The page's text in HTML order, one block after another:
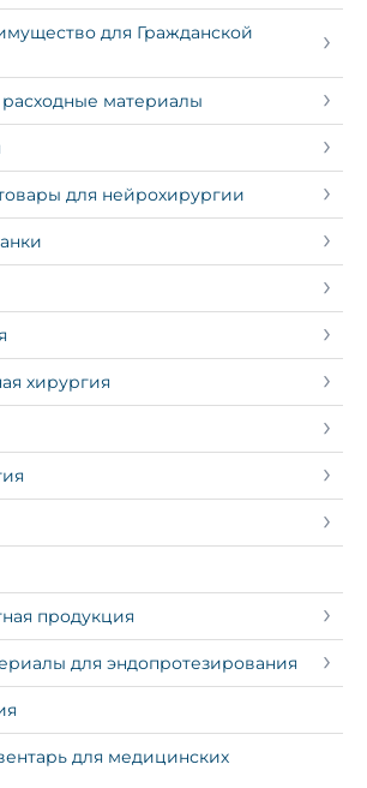
для Гражданской
материалы
для нейрохирургии
хирургия
продукция
для эндопротезирования
для медицинских